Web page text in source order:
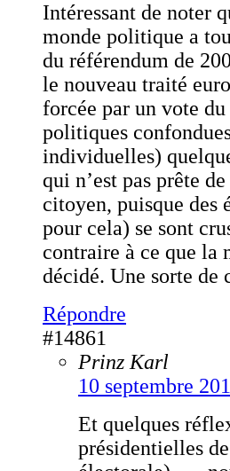
Intéressant de noter
monde politique a
du référendum de
le nouveau traité
forcée par un vote
politiques
individuelles)
qui n’est pas prête
citoyen, puisque des
pour cela) se sont
contraire à ce que la
décidé. Une sorte
Répondre
#14861
Prinz Karl
10 septembre
Et quelques
présidentielles